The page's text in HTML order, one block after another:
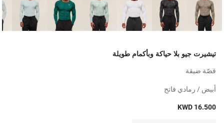
تيشيرت جيو بلا حياكة وبأكمام طويلة
قصّة ضيقة
أبيض / رمادي فاتح
KWD 16.500